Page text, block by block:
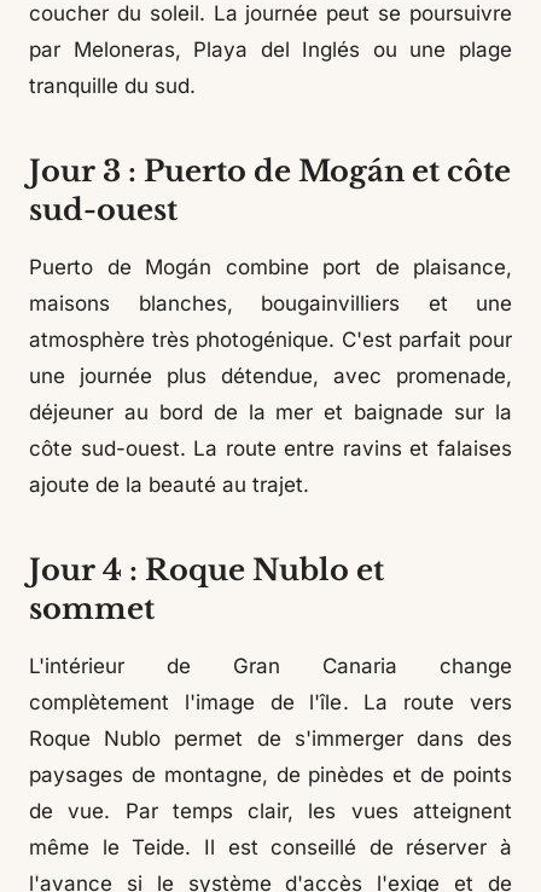
coucher du soleil. La journée peut se poursuivre
par Meloneras, Playa del Inglés ou une plage
tranquille du sud.
Jour 3 : Puerto de Mogán et côte
sud-ouest
Puerto de Mogán combine port de plaisance,
maisons blanches, bougainvilliers et une
atmosphère très photogénique. C'est parfait pour
une journée plus détendue, avec promenade,
déjeuner au bord de la mer et baignade sur la
côte sud-ouest. La route entre ravins et falaises
ajoute de la beauté au trajet.
Jour 4 : Roque Nublo et
sommet
L'intérieur de Gran Canaria change
complètement l'image de l'île. La route vers
Roque Nublo permet de s'immerger dans des
paysages de montagne, de pinèdes et de points
de vue. Par temps clair, les vues atteignent
même le Teide. Il est conseillé de réserver à
l'avance si le système d'accès l'exige et de